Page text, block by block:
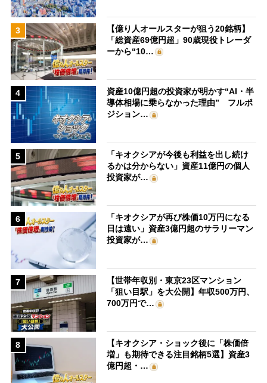
3
【億り人オールスターが狙う20銘柄】
「総資産69億円超」90歳現役トレーダ
ーから“10…
4
資産10億円超の投資家が明かす“AI・半
導体相場に乗らなかった理由” フルポ
ジション…
5
「キオクシアが今後も利益を出し続け
るかは分からない」資産11億円の個人
投資家が…
6
「キオクシアが再び株価10万円になる
日は遠い」資産3億円超のサラリーマン
投資家が…
7
【世帯年収別・東京23区マンション
「狙い目駅」を大公開】年収500万円、
700万円で…
8
【キオクシア・ショック後に「株価倍
増」も期待できる注目銘柄5選】資産3
億円超・…